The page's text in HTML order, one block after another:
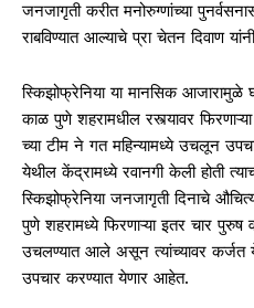
जनजागृती करीत मनोरुग्णांच्या
राबविण्यात आल्याचे प्रा चेतन दिवाण
स्किझोफ्रेनिया या मानसिक आजारामुळे
काळ पुणे शहरामधील रस्त्यावर
च्या टीम ने गत महिन्यामध्ये उचलून
येथील केंद्रामध्ये रवानगी केली होती
स्किझोफ्रेनिया जनजागृती दिनाचे
पुणे शहरामध्ये फिरणाऱ्या इतर चार पुरुष
उचलण्यात आले असून त्यांच्यावर कर्जत
उपचार करण्यात येणार आहेत.